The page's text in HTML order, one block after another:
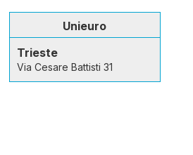
Unieuro
Trieste
Via Cesare Battisti 31